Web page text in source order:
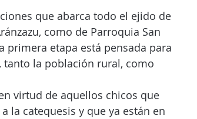
que abarca todo el ejido de
como de Parroquia San
primera etapa está pensada para
tanto la población rural, como
virtud de aquellos chicos que
la catequesis y que ya están en